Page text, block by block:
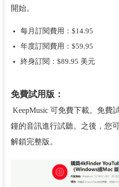
開始。
每月訂閱費用：$14.95
年度訂閱費用：$59.95
終身訂閱：$89.95 美元
免費試用版：
KeepMusic 可免費下載。免費
鐘的音訊進行試聽。之後，您
解鎖完整版。